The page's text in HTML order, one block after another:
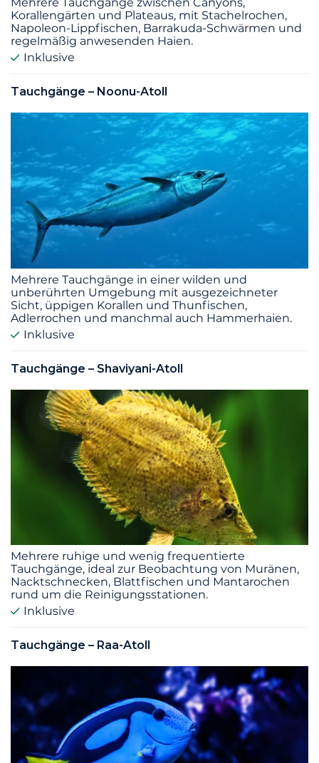
Mehrere Tauchgänge zwischen Canyons,
Korallengärten und Plateaus, mit Stachelrochen,
Napoleon-Lippfischen, Barrakuda-Schwärmen und
regelmäßig anwesenden Haien.
Inklusive
Tauchgänge – Noonu-Atoll
Mehrere Tauchgänge in einer wilden und
unberührten Umgebung mit ausgezeichneter
Sicht, üppigen Korallen und Thunfischen,
Adlerrochen und manchmal auch Hammerhaien.
Inklusive
Tauchgänge – Shaviyani-Atoll
Mehrere ruhige und wenig frequentierte
Tauchgänge, ideal zur Beobachtung von Muränen,
Nacktschnecken, Blattfischen und Mantarochen
rund um die Reinigungsstationen.
Inklusive
Tauchgänge – Raa-Atoll